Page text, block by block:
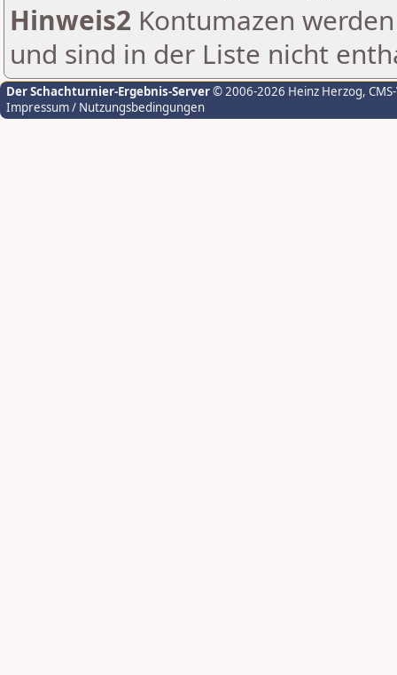
Hinweis2 Kontumazen
und sind in der Liste nicht
Der Schachturnier-Ergebnis-Server© 2006-2026 Heinz Herzog,
Impressum / Nutzungsbedingungen